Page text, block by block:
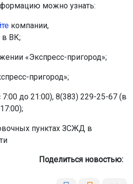
можно узнать:
компании,
в ВК;
«Экспресс-пригород»;
пригород»;
до 21:00), 8(383) 229-25-67 (в
пунктах ЗСЖД в
Поделиться новостью: